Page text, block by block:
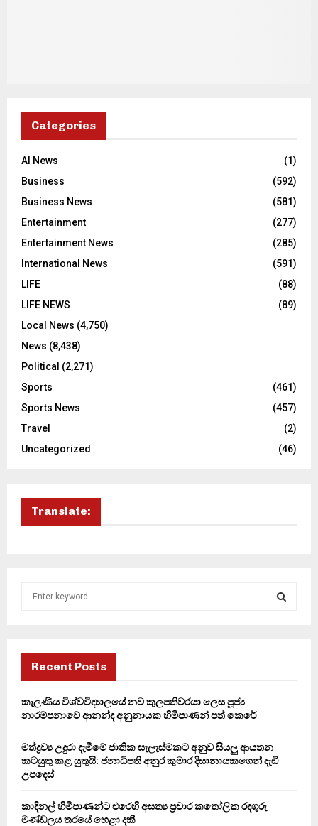
Categories
AI News
(1)
Business
(592)
Business News
(581)
Entertainment
(277)
Entertainment News
(285)
International News
(591)
LIFE
(88)
LIFE NEWS
(89)
Local News (4,750)
News (8,438)
Political (2,271)
Sports
(461)
Sports News
(457)
Travel
(2)
Uncategorized
(46)
Translate:
f
r
H
Recent Posts
කැලණිය විශ්වවිද්‍යාලයේ නව කුලපතිවරයා ලෙස පූජ්‍ය
නාරම්පනාවේ ආනන්ද අනුනායක හිමිපාණන් පත් කෙරේ
මත්ද්‍රව්‍ය උදුරා දැමීමේ ජාතික සැලැස්මකට අනුව සියලු ආයතන
කටයුතු කළ යුතුයි: ජනාධිපති අනුර කුමාර දිසානායකගෙන් දැඩි
උපදෙස්
කාදිනල් හිමිපාණන්ට එරෙහි අසත්‍ය ප්‍රචාර කතෝලික රදගුරු
මණ්ඩලය තරයේ හෙළා දකී